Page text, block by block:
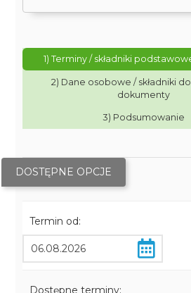
1) Terminy / składniki
2) Dane osobowe / składniki
dokumenty
3) Podsumowanie
DOSTĘPNE OPCJE
Termin od:
Dostępne terminy: